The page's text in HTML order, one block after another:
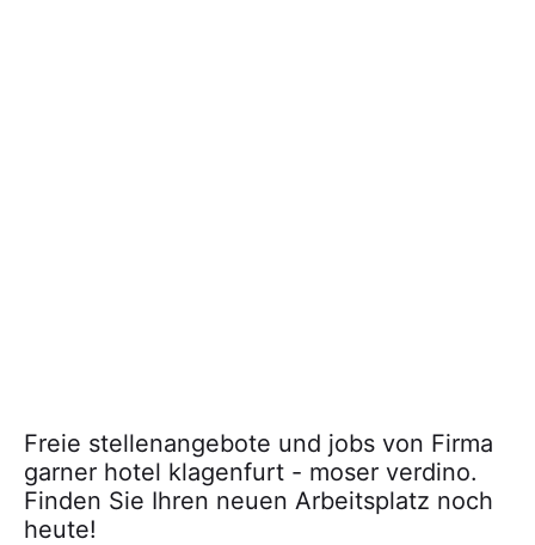
Freie stellenangebote und jobs von Firma
garner hotel klagenfurt - moser verdino.
Finden Sie Ihren neuen Arbeitsplatz noch
heute!